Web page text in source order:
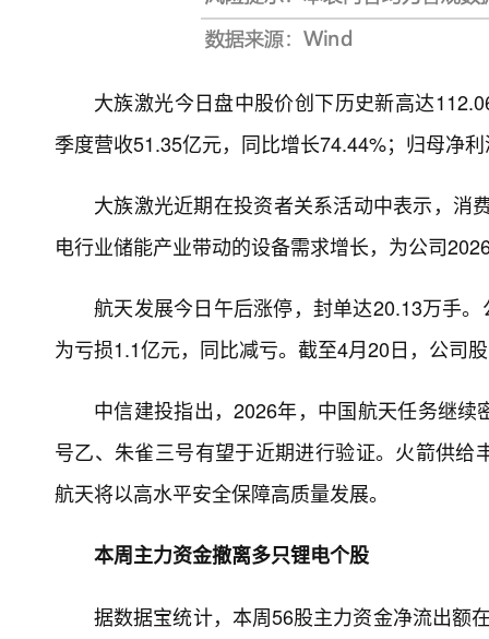
大族激光今日盘中股价创下历史新高达
季度营收51.35亿元，同比增长74.44%；归母净
大族激光近期在投资者关系活动中表示，消
电行业储能产业带动的设备需求增长，为公司
航天发展今日午后涨停，封单达20.13万手
为亏损1.1亿元，同比减亏。截至4月20日，公司
中信建投指出，2026年，中国航天任务继
号乙、朱雀三号有望于近期进行验证。火箭供
航天将以高水平安全保障高质量发展。
本周主力资金撤离多只锂电个股
据数据宝统计，本周56股主力资金净流出额